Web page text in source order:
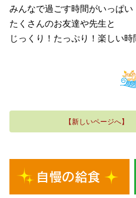
みんなで過ごす時間がいっぱい
たくさんのお友達や先生と
じっくり！たっぷり！楽しい時
【新しいページへ】